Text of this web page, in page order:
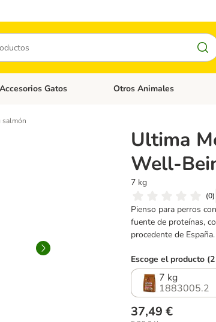
Perros
de categoria abierto: Comida Gatos
Accesorios Gatos Menú de categoria abierto:
Otros Animales
salmón
Ultima
Well-
7 kg
(0)
Pienso para perros
fuente de proteínas,
procedente de España.
Escoge el producto
7 kg
1883005.2
37,49 €